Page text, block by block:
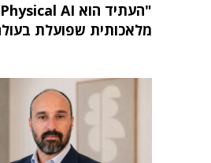
מלאכותית שפועלת